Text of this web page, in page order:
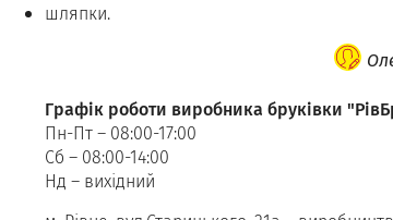
шляпки.
Графік роботи виробника бруківки
Пн-Пт – 08:00-17:00
Сб – 08:00-14:00
Нд – вихідний